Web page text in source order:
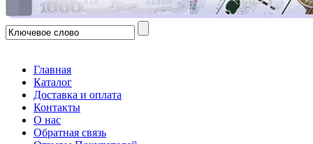
Главная
Каталог
Доставка и оплата
Контакты
О нас
Обратная связь